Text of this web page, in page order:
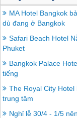
MA Hotel Bangkok
dù đang ở Bangkok
Safari Beach Hotel
Phuket
Bangkok Palace
tiếng
The Royal City
trung tâm
Nghỉ lễ 30/4 - 1/5